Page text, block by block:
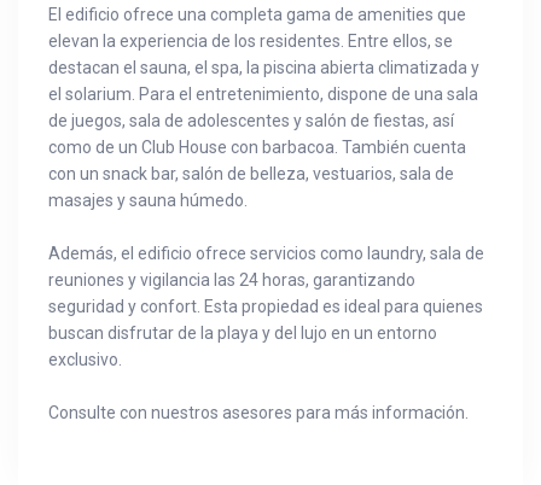
El edificio ofrece una completa gama de amenities que
elevan la experiencia de los residentes. Entre ellos, se
destacan el sauna, el spa, la piscina abierta climatizada y
el solarium. Para el entretenimiento, dispone de una sala
de juegos, sala de adolescentes y salón de fiestas, así
como de un Club House con barbacoa. También cuenta
con un snack bar, salón de belleza, vestuarios, sala de
masajes y sauna húmedo.
Además, el edificio ofrece servicios como laundry, sala de
reuniones y vigilancia las 24 horas, garantizando
seguridad y confort. Esta propiedad es ideal para quienes
buscan disfrutar de la playa y del lujo en un entorno
exclusivo.
Consulte con nuestros asesores para más información.